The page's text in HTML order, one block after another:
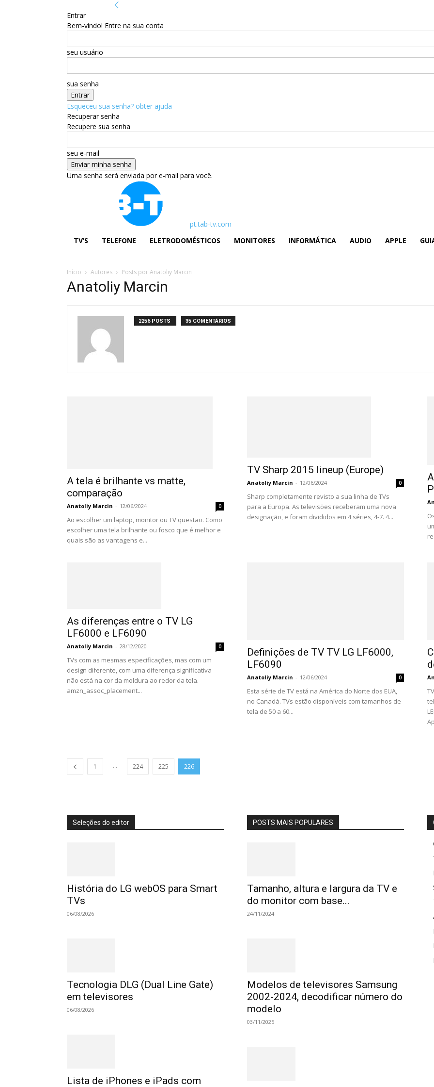
Entrar
Bem-vindo! Entre na sua conta
seu usuário
sua senha
Esqueceu sua senha? obter ajuda
Recuperar senha
Recupere sua senha
seu e-mail
Uma senha será enviada por e-mail para você.
pt.tab-tv.com
TV’S
TELEFONE ELETRODOMÉSTICOS MONITORES INFORMÁTICA AUDIO APPLE
Início Autores Posts por Anatoliy Marcin
Anatoliy Marcin
2256 POSTS 35 COMENTÁRIOS
A tela é brilhante vs matte,
comparação
Anatoliy Marcin - 12/06/2024 0
Ao escolher um laptop, monitor ou TV questão. Como
escolher uma tela brilhante ou fosco que é melhor e
quais são as vantagens e...
TV Sharp 2015 lineup (Europe)
Anatoliy Marcin - 12/06/2024 0
Sharp completamente revisto a sua linha de TVs
para a Europa. As televisões receberam uma nova
designação, e foram divididos em 4 séries, 4-7. 4...
As diferenças entre o TV LG
LF6000 e LF6090
Anatoliy Marcin - 28/12/2020 0
TVs com as mesmas especificações, mas com um
design diferente, com uma diferença significativa
não está na cor da moldura ao redor da tela.
amzn_assoc_placement...
Definições de TV TV LG LF6000,
LF6090
Anatoliy Marcin - 12/06/2024 0
Esta série de TV está na América do Norte dos EUA,
no Canadá. TVs estão disponíveis com tamanhos de
tela de 50 a 60...
1 ... 224 225 226
Seleções do editor
História do LG webOS para Smart
TVs
06/08/2026
Tecnologia DLG (Dual Line Gate)
em televisores
06/08/2026
Lista de iPhones e iPads com
POSTS MAIS POPULARES
Tamanho, altura e largura da TV e
do monitor com base...
24/11/2024
Modelos de televisores Samsung
2002-2024, decodificar número do
modelo
03/11/2025